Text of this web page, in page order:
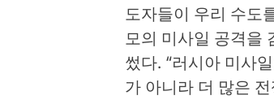
도자들이 우리 수도
모의 미사일 공격을
썼다. “러시아 미사
가 아니라 더 많은